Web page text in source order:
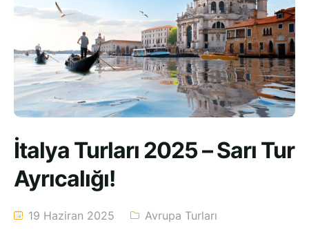
İtalya Turları 2025 – Sarı Tur
Ayrıcalığı!
19 Haziran 2025 Avrupa Turları